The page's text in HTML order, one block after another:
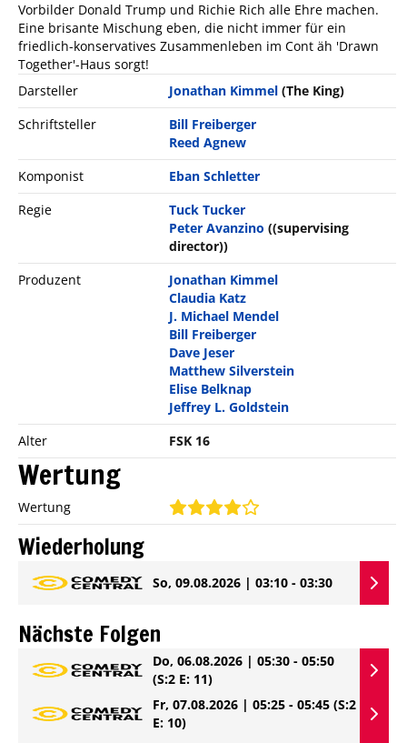
Vorbilder Donald Trump und Richie Rich alle Ehre machen.
Eine brisante Mischung eben, die nicht immer für ein
friedlich-konservatives Zusammenleben im Cont äh 'Drawn
Together'-Haus sorgt!
Darsteller
Jonathan Kimmel (The King)
Schriftsteller
Bill Freiberger
Reed Agnew
Komponist
Eban Schletter
Regie
Tuck Tucker
Peter Avanzino ((supervising
director))
Produzent
Jonathan Kimmel
Claudia Katz
J. Michael Mendel
Bill Freiberger
Dave Jeser
Matthew Silverstein
Elise Belknap
Jeffrey L. Goldstein
Alter
FSK 16
Wertung
Wertung
Wiederholung
So, 09.08.2026 | 03:10 - 03:30
Nächste Folgen
Do, 06.08.2026 | 05:30 - 05:50
(S:2 E: 11)
Fr, 07.08.2026 | 05:25 - 05:45 (S:2
E: 10)